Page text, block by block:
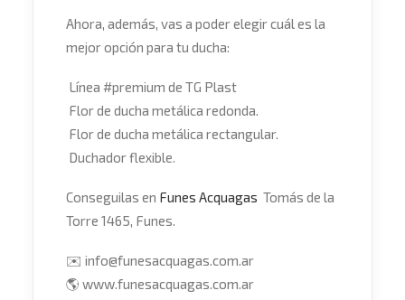
Ahora, además, vas a poder elegir cuál es la
mejor opción para tu ducha:
Línea #premium de TG Plast
Flor de ducha metálica redonda.
Flor de ducha metálica rectangular.
Duchador flexible.
Conseguilas en Funes Acquagas Tomás de la
Torre 1465, Funes.
✉️ info@funesacquagas.com.ar
🌎 www.funesacquagas.com.ar